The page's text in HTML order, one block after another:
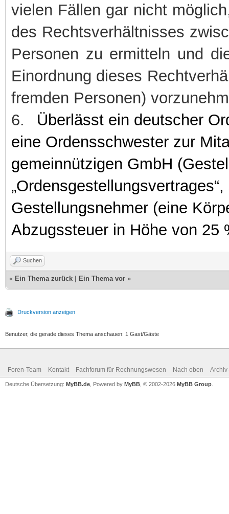
vielen Fällen gar nicht
des Rechtsverhältnisses
Personen zu ermitteln und
Einordnung dieses
fremden Personen)
6.
Überlässt ein deutscher
eine Ordensschwester zur
gemeinnützigen GmbH
Gestellungsnehmer (eine
Abzugssteuer in Höhe von 25
Suchen
« Ein Thema zurück Ein Thema vor »
Druckversion anzeigen
Benutzer, die gerade dieses Thema anschauen: 1 Gast/Gäste
Foren-Team Kontakt Fachforum für Rechnungswesen Nach oben
Deutsche Übersetzung: MyBB.de , Powered by MyBB , © 2002-2026 MyBB Group